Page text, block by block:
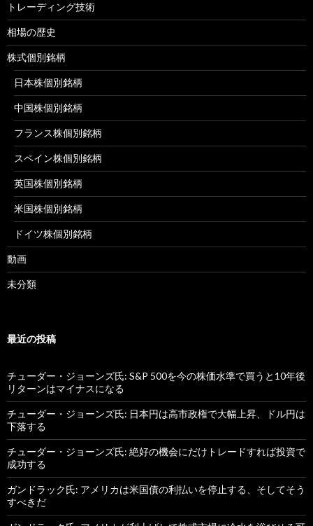
トレーディング技術
相場の歴史
株式個別銘柄
日本株個別銘柄
中国株個別銘柄
フランス株個別銘柄
スペイン株個別銘柄
英国株個別銘柄
米国株個別銘柄
ドイツ株個別銘柄
動画
未分類
最近の投稿
チューダー・ジョーンズ氏: S&P 500を今の株価水準で買うと10年後
リターンはマイナスになる
チューダー・ジョーンズ氏: 日本円は高市政権で大幅上昇、ドル円は
下落する
チューダー・ジョーンズ氏: 絶好の機会にだけトレードすれば投資で
成功する
ガンドラック氏: アメリカは米国債の利払いを停止する、そしてそう
すべきだ